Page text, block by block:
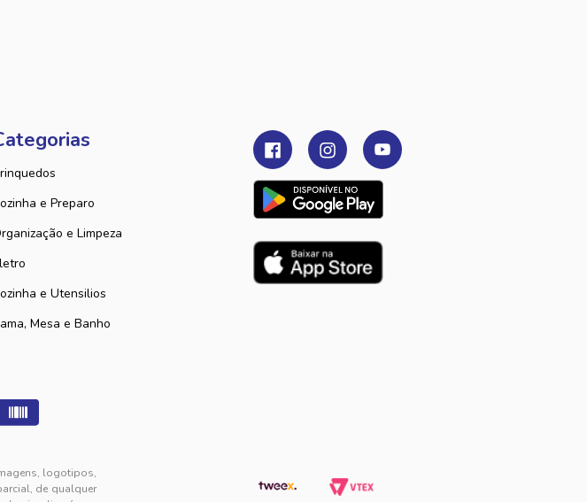
e Preparo
e Limpeza
e Utensilios
Mesa e Banho
logotipos,
de qualquer